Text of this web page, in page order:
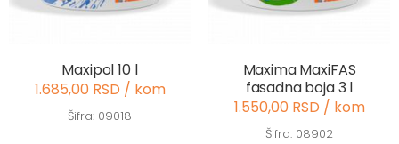
Maxipol 10 l
1.685,00 RSD / kom
Šifra: 09018
Maxima MaxiFAS
fasadna boja 3 l
1.550,00 RSD / kom
Šifra: 08902